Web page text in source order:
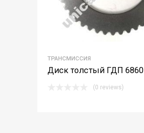
ТРАНСМИССИЯ
Диск толстый ГДП 6860
(0 reviews)